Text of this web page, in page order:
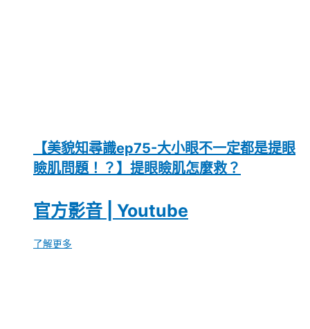
【美貌知尋識ep75-大小眼不一定都是提眼
瞼肌問題！？】提眼瞼肌怎麼救？
官方影音 | Youtube
了解更多